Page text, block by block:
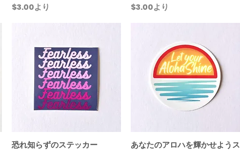
$3.00より
セール価格
$3.00より
セール価格
クイックビュー
恐れ知らずのステッカー
クイックビュー
あなたのアロハを輝かせようス